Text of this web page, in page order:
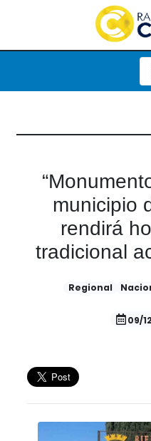
municipio
rendirá
tradicional
Regional
09/